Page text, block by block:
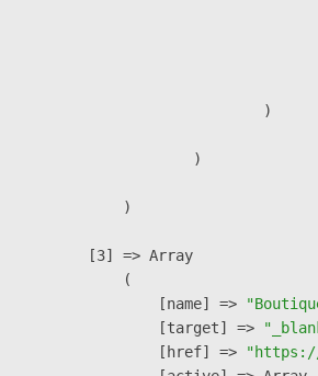
                        )
                )
        )
    [3] => Array
        (
            [name] =>
            [target] =>
            [href] =>
"https://